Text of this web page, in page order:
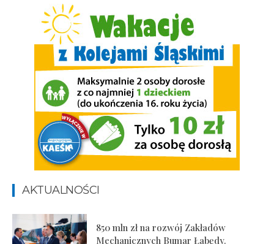
AKTUALNOŚCI
850 mln zł na rozwój Zakładów
Mechanicznych Bumar Łabędy.